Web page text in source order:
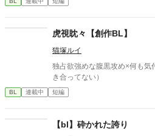
太古の神に捧げるため、“水”、“
校で繰り広げられるダークファ
虎視眈々【創作BL】
猫塚ルイ
独占欲強めな腹黒攻め×何も
き合ってない）
BL 連載中 短編
【bl】砕かれた誇り